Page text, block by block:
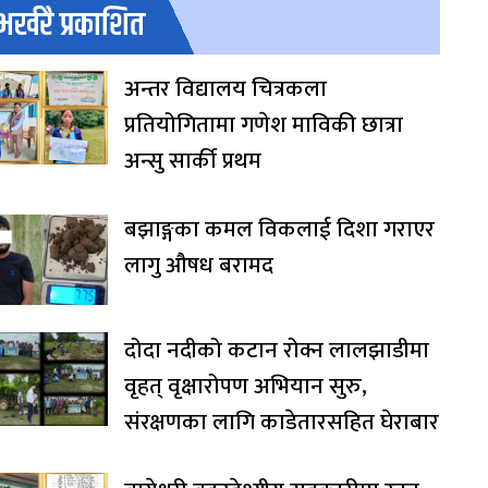
प्रकाशित
अन्तर विद्यालय चित्रकला
प्रतियोगितामा गणेश माविकी छात्रा
अन्सु सार्की प्रथम
बझाङ्गका कमल विकलाई दिशा गराएर
लागु औषध बरामद
दोदा नदीको कटान रोक्न लालझाडीमा
वृहत् वृक्षारोपण अभियान सुरु,
संरक्षणका लागि काडेतारसहित घेराबार